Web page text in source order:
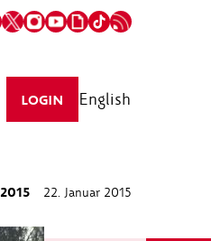
LOGIN English
2015 22. Januar 2015